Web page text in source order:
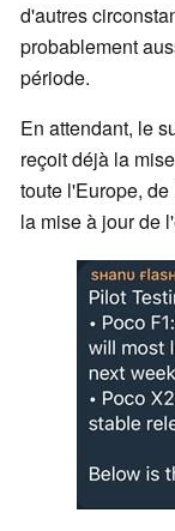
d'autres
probablement
période.
En attendant, le
reçoit déjà la
toute l'Europe,
la mise à jour de